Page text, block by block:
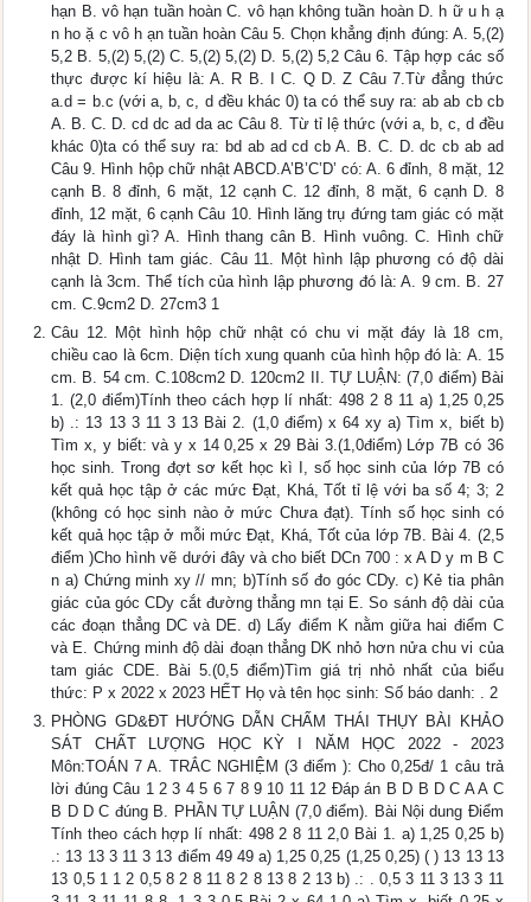
hạn B. vô hạn tuần hoàn C. vô hạn không tuần hoàn D. h ữ u h ạ
n ho ặ c vô h ạn tuần hoàn Câu 5. Chọn khẳng định đúng: A. 5,(2)
5,2 B. 5,(2) 5,(2) C. 5,(2) 5,(2) D. 5,(2) 5,2 Câu 6. Tập hợp các số
thực được kí hiệu là: A. R B. I C. Q D. Z Câu 7.Từ đẳng thức
a.d = b.c (với a, b, c, d đều khác 0) ta có thể suy ra: ab ab cb cb
A. B. C. D. cd dc ad da ac Câu 8. Từ tỉ lệ thức (với a, b, c, d đều
khác 0)ta có thể suy ra: bd ab ad cd cb A. B. C. D. dc cb ab ad
Câu 9. Hình hộp chữ nhật ABCD.A’B’C’D’ có: A. 6 đỉnh, 8 mặt, 12
cạnh B. 8 đỉnh, 6 mặt, 12 cạnh C. 12 đỉnh, 8 mặt, 6 cạnh D. 8
đỉnh, 12 mặt, 6 cạnh Câu 10. Hình lăng trụ đứng tam giác có mặt
đáy là hình gì? A. Hình thang cân B. Hình vuông. C. Hình chữ
nhật D. Hình tam giác. Câu 11. Một hình lập phương có độ dài
cạnh là 3cm. Thể tích của hình lập phương đó là: A. 9 cm. B. 27
cm. C.9cm2 D. 27cm3 1
Câu 12. Một hình hộp chữ nhật có chu vi mặt đáy là 18 cm,
chiều cao là 6cm. Diện tích xung quanh của hình hộp đó là: A. 15
cm. B. 54 cm. C.108cm2 D. 120cm2 II. TỰ LUẬN: (7,0 điểm) Bài
1. (2,0 điểm)Tính theo cách hợp lí nhất: 498 2 8 11 a) 1,25 0,25
b) .: 13 13 3 11 3 13 Bài 2. (1,0 điểm) x 64 xy a) Tìm x, biết b)
Tìm x, y biết: và y x 14 0,25 x 29 Bài 3.(1,0điểm) Lớp 7B có 36
học sinh. Trong đợt sơ kết học kì I, số học sinh của lớp 7B có
kết quả học tập ở các mức Đạt, Khá, Tốt tỉ lệ với ba số 4; 3; 2
(không có học sinh nào ở mức Chưa đạt). Tính số học sinh có
kết quả học tập ở mỗi mức Đạt, Khá, Tốt của lớp 7B. Bài 4. (2,5
điểm )Cho hình vẽ dưới đây và cho biết DCn 700 : x A D y m B C
n a) Chứng minh xy // mn; b)Tính số đo góc CDy. c) Kẻ tia phân
giác của góc CDy cắt đường thẳng mn tại E. So sánh độ dài của
các đoạn thẳng DC và DE. d) Lấy điểm K nằm giữa hai điểm C
và E. Chứng minh độ dài đoạn thẳng DK nhỏ hơn nửa chu vi của
tam giác CDE. Bài 5.(0,5 điểm)Tìm giá trị nhỏ nhất của biểu
thức: P x 2022 x 2023 HẾT Họ và tên học sinh: Số báo danh: . 2
PHÒNG GD&ĐT HƯỚNG DẪN CHẤM THÁI THỤY BÀI KHẢO
SÁT CHẤT LƯỢNG HỌC KỲ I NĂM HỌC 2022 - 2023
Môn:TOÁN 7 A. TRẮC NGHIỆM (3 điểm ): Cho 0,25đ/ 1 câu trả
lời đúng Câu 1 2 3 4 5 6 7 8 9 10 11 12 Đáp án B D B D C A A C
B D D C đúng B. PHẦN TỰ LUẬN (7,0 điểm). Bài Nội dung Điểm
Tính theo cách hợp lí nhất: 498 2 8 11 2,0 Bài 1. a) 1,25 0,25 b)
.: 13 13 3 11 3 13 điểm 49 49 a) 1,25 0,25 (1,25 0,25) ( ) 13 13 13
13 0,5 1 1 2 0,5 8 2 8 11 8 2 8 13 8 2 13 b) .: . 0,5 3 11 3 13 3 11